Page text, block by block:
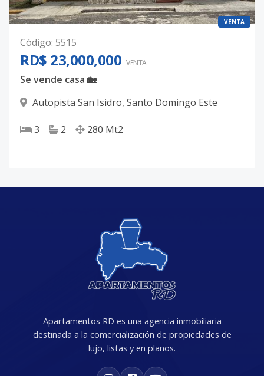
VENTA
Código: 5515
RD$ 23,000,000 VENTA
Se vende casa 🏡
Autopista San Isidro, Santo Domingo Este
3 2 280 Mt2
Apartamentos RD es una agencia inmobiliaria
destinada a la comercialización de propiedades de
lujo, listas y en planos.